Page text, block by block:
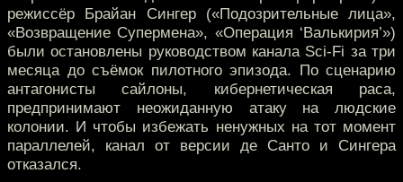
режиссёр Брайан Сингер («Подозрительные лица»,
«Возвращение Супермена», «Операция ‘Валькирия’»)
были остановлены руководством канала Sci-Fi за три
месяца до съёмок пилотного эпизода. По сценарию
антагонисты сайлоны, кибернетическая раса,
предпринимают неожиданную атаку на людские
колонии. И чтобы избежать ненужных на тот момент
параллелей, канал от версии де Санто и Сингера
отказался.